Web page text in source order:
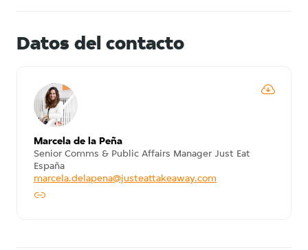
Datos del contacto
Marcela de la Peña
Senior Comms & Public Affairs Manager Just Eat
España
marcela.delapena@justeattakeaway.com